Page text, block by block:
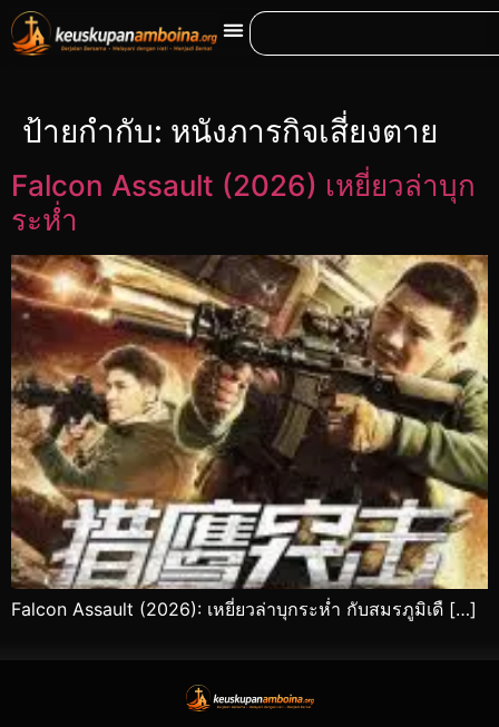
ป้ายกำกับ: หนังภารกิจเสี่ยงตาย
Falcon Assault (2026) เหยี่ยวล่าบุก
ระห่ำ
Falcon Assault (2026): เหยี่ยวล่าบุกระห่ำ กับสมรภูมิเดื […]